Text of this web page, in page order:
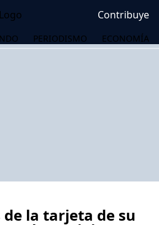
Contribuye
PERIODISMO ECONOMÍA
de la tarjeta de su